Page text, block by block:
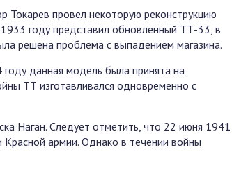
Токарев провел некоторую реконструкцию
году представил обновленный ТТ-33, в
решена проблема с выпадением магазина.
данная модель была принята на
ТТ изготавливался одновременно с
Наган. Следует отметить, что 22 июня 1941
армии. Однако в течении войны